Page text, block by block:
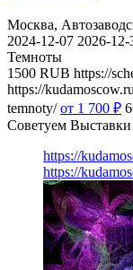
Москва,
2024-12-07 2026-12-
Темноты
1500 RUB https://
https://
temnoty/ от 1 700 ₽
Советуем Выставки
https://
https://